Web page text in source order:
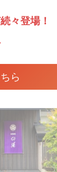
々登場！
ら